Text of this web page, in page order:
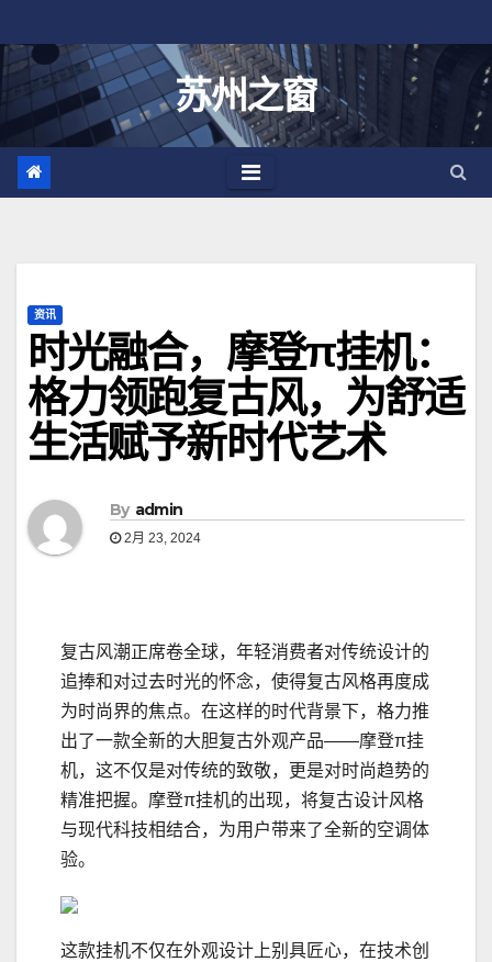
至
苏州之窗
资讯
时光融合，摩登π挂机：
格力领跑复古风，为舒适
生活赋予新时代艺术
By admin
2月 23, 2024
复古风潮正席卷全球，年轻消费者对传统设计的
追捧和对过去时光的怀念，使得复古风格再度成
为时尚界的焦点。在这样的时代背景下，格力推
出了一款全新的大胆复古外观产品——摩登π挂
机，这不仅是对传统的致敬，更是对时尚趋势的
精准把握。摩登π挂机的出现，将复古设计风格
与现代科技相结合，为用户带来了全新的空调体
验。
这款挂机不仅在外观设计上别具匠心，在技术创